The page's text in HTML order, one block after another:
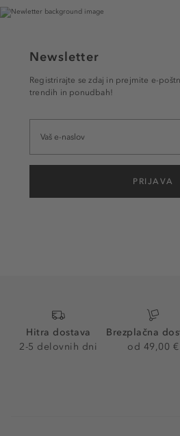
Newsletter
Registrirajte se zdaj in prejmite e-
trendih in ponudbah!
PRIJAVA
Hitra dostava
2-5 delovnih dni
Brezplačna
od 49,00 €